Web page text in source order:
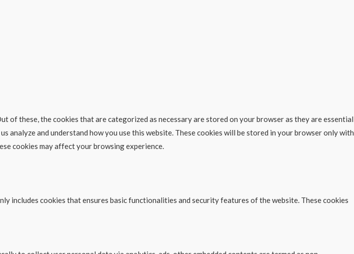
these, the cookies that are categorized as necessary are stored on your browser as they are essential
and understand how you use this website. These cookies will be stored in your browser only with
cookies may affect your browsing experience.
includes cookies that ensures basic functionalities and security features of the website. These cookies